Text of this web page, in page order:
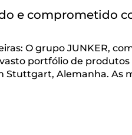
e comprometido
O grupo JUNKER,
portfólio de produtos
Stuttgart, Alemanha. As